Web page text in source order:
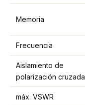
Memoria
Frecuencia
Aislamiento de
polarización cruzada
máx. VSWR